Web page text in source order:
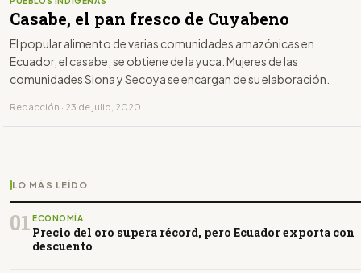
Casabe, el pan fresco de Cuyabeno
El popular alimento de varias comunidades amazónicas en
Ecuador, el casabe, se obtiene de la yuca. Mujeres de las
comunidades Siona y Secoya se encargan de su elaboración.
Redacción · 23 de julio, 2020
LO MÁS LEÍDO
01 ECONOMÍA
Precio del oro supera récord, pero Ecuador exporta con
descuento